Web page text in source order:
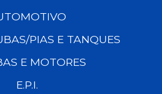
PIAS E TANQUES
E MOTORES
E.P.I.